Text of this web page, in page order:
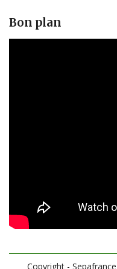
Bon plan
Copyright -